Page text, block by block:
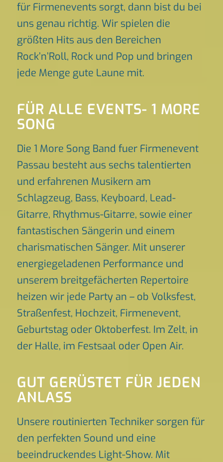
für Firmenevents sorgt, dann bist du bei
uns genau richtig. Wir spielen die
größten Hits aus den Bereichen
Rock’n’Roll, Rock und Pop und bringen
jede Menge gute Laune mit.
FÜR ALLE EVENTS- 1 MORE
SONG
Die 1 More Song Band fuer Firmenevent
Passau besteht aus sechs talentierten
und erfahrenen Musikern am
Schlagzeug, Bass, Keyboard, Lead-
Gitarre, Rhythmus-Gitarre, sowie einer
fantastischen Sängerin und einem
charismatischen Sänger. Mit unserer
energiegeladenen Performance und
unserem breitgefächerten Repertoire
heizen wir jede Party an – ob Volksfest,
Straßenfest, Hochzeit, Firmenevent,
Geburtstag oder Oktoberfest. Im Zelt, in
der Halle, im Festsaal oder Open Air.
GUT GERÜSTET FÜR JEDEN
ANLASS
Unsere routinierten Techniker sorgen für
den perfekten Sound und eine
beeindruckendes Light-Show. Mit